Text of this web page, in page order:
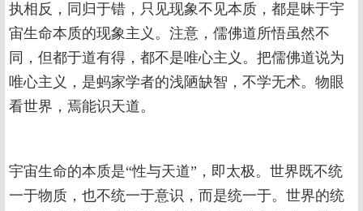
执相反，同归于错，只见现象不见本质，都是昧于宇
宙生命本质的现象主义。注意，儒佛道所悟虽然不
同，但都于道有得，都不是唯心主义。把儒佛道说为
唯心主义，是蚂家学者的浅陋缺智，不学无术。物眼
看世界，焉能识天道。
宇宙生命的本质是“性与天道”，即太极。世界既不统
一于物质，也不统一于意识，而是统一于。世界的统